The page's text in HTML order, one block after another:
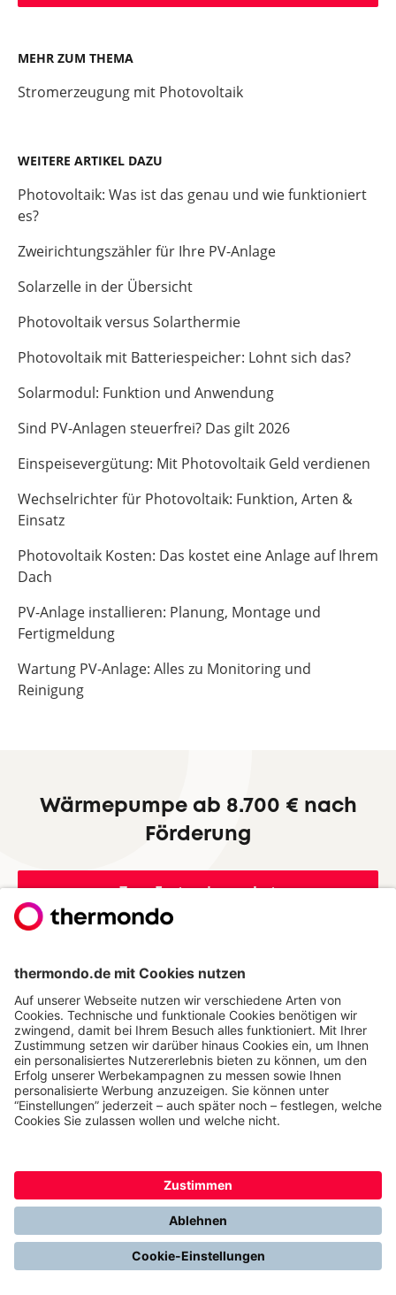
MEHR ZUM THEMA
Stromerzeugung mit Photovoltaik
WEITERE ARTIKEL DAZU
Photovoltaik: Was ist das genau und wie funktioniert
es?
Zweirichtungszähler für Ihre PV-Anlage
Solarzelle in der Übersicht
Photovoltaik versus Solarthermie
Photovoltaik mit Batteriespeicher: Lohnt sich das?
Solarmodul: Funktion und Anwendung
Sind PV-Anlagen steuerfrei? Das gilt 2026
Einspeisevergütung: Mit Photovoltaik Geld verdienen
Wechselrichter für Photovoltaik: Funktion, Arten &
Einsatz
Photovoltaik Kosten: Das kostet eine Anlage auf Ihrem
Dach
PV-Anlage installieren: Planung, Montage und
Fertigmeldung
Wartung PV-Anlage: Alles zu Monitoring und
Reinigung
Wärmepumpe ab 8.700 € nach
Förderung
Zum Festpreisangebot
Cash-Prämie sichern
THERMONDO
Karriere
Kontakt